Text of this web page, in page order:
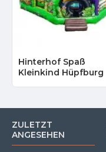
Hinterhof Spaß
Kleinkind Hüpfburg
ZULETZT
ANGESEHEN